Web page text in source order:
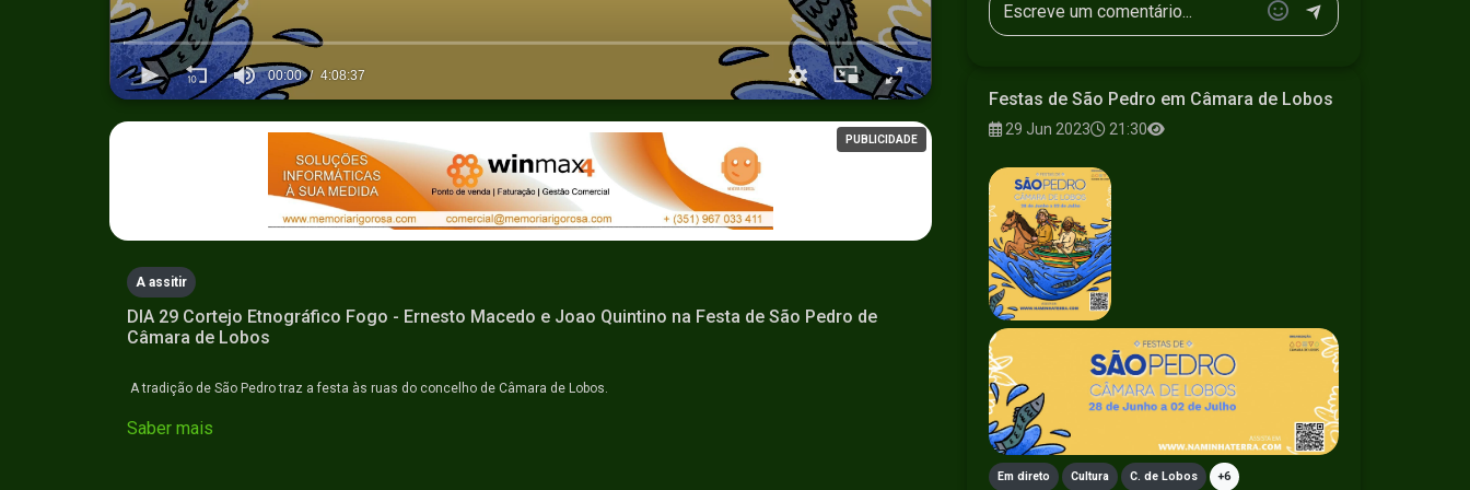
seconds
of
37
secondsVolume
90%
00:00 4:08:37
PUBLICIDADE
A assitir
DIA 29 Cortejo Etnográfico Fogo - Ernesto Macedo e Joao Quintino na Festa de São Pedro de
Câmara de Lobos
A tradição de São Pedro traz a festa às ruas do concelho de Câmara de Lobos.
Saber mais
Festas de São Pedro em Câmara de Lobos
29 Jun 2023 21:30
Em direto Cultura C. de Lobos +6